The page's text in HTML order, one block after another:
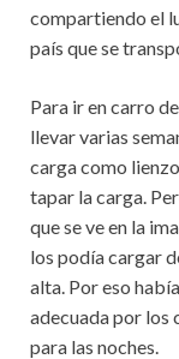
compartiendo el
país que se
Para ir en carro
llevar varias
carga como
tapar la carga.
que se ve en la
los podía cargar
alta. Por eso
adecuada por los
para las noches.